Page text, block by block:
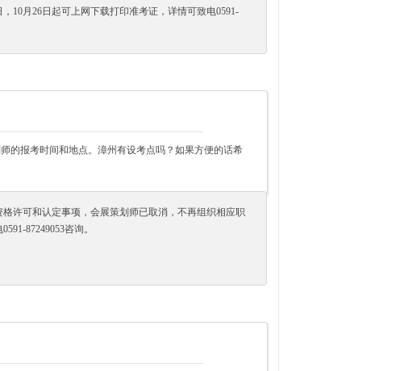
10月26日起可上网下载打印准考证，详情可致电0591-
的报考时间和地点。漳州有设考点吗？如果方便的话希
许可和认定事项，会展策划师已取消，不再组织相应职
87249053咨询。